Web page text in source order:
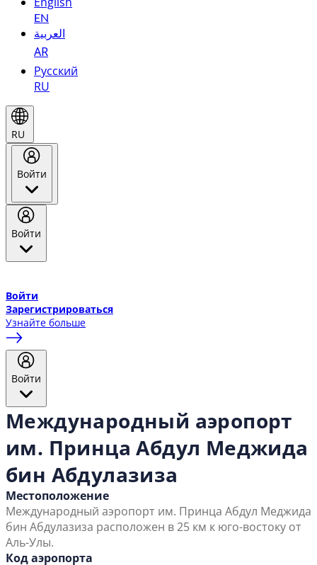
EN
العربية
AR
Русский
RU
RU
Войти
Войти
Войти
Зарегистрироваться
Узнайте больше
Войти
Международный аэропорт
им. Принца Абдул Меджида
бин Абдулазиза
Местоположение
Международный аэропорт им. Принца Абдул Меджида
бин Абдулазиза расположен в 25 км к юго-востоку от
Аль-Улы.
Код аэропорта